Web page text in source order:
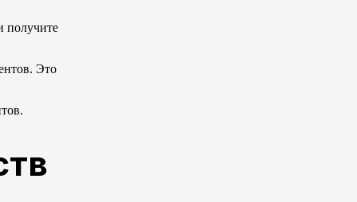
получите
Это